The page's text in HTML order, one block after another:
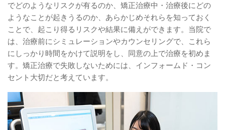
でどのようなリスクが有るのか、矯正治療中・治療後にどの
ようなことが起きうるのか、あらかじめそれらを知っておく
ことで、起こり得るリスクや結果に備えができます。当院で
は、治療前にシミュレーションやカウンセリングで、これら
にしっかり時間をかけて説明をし、同意の上で治療を初めま
す。矯正治療で失敗しないためには、インフォームド・コン
セント大切だと考えています。